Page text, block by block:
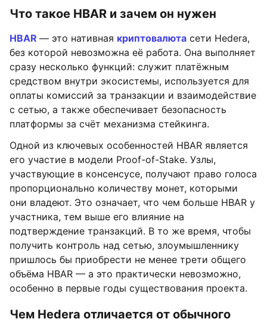
Что такое HBAR и зачем он нужен
HBAR — это нативная криптовалюта сети Hedera,
без которой невозможна её работа. Она выполняет
сразу несколько функций: служит платёжным
средством внутри экосистемы, используется для
оплаты комиссий за транзакции и взаимодействие
с сетью, а также обеспечивает безопасность
платформы за счёт механизма стейкинга.
Одной из ключевых особенностей HBAR является
его участие в модели Proof-of-Stake. Узлы,
участвующие в консенсусе, получают право голоса
пропорционально количеству монет, которыми
они владеют. Это означает, что чем больше HBAR у
участника, тем выше его влияние на
подтверждение транзакций. В то же время, чтобы
получить контроль над сетью, злоумышленнику
пришлось бы приобрести не менее трети общего
объёма HBAR — а это практически невозможно,
особенно в первые годы существования проекта.
Чем Hedera отличается от обычного